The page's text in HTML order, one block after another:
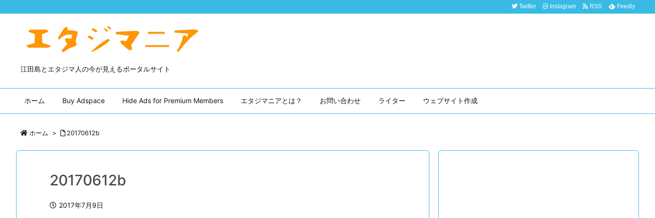
江田島とエタジマ人の今が見えるポータルサイト
ホーム Buy Adspace Hide Ads for Premium Members エタジマニアとは？ お問い合わせ ライター ウェブサイト作成
Twitter Instagram RSS Feedly
ホーム > 20170612b
20170612b
2017年7月9日